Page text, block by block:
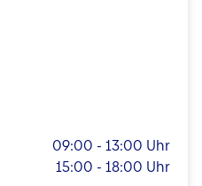
09:00 - 13:00 Uhr
15:00 - 18:00 Uhr